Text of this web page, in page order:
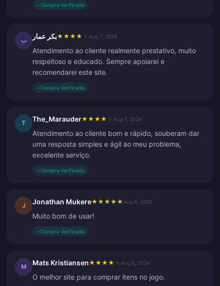
✓Compra Verificada
ب بكر عمار★ ★ ★ ★ Aug 7, 2026
Atendimento ao cliente realmente prestativo, muito
respeitoso e educado. Sempre apoiarei e
recomendarei este site.
✓Compra Verificada
T The_Marauder★ ★ ★ ★ Aug 7, 2026
Atendimento ao cliente bom e rápido, souberam dar
uma resposta simples e ágil ao meu problema,
excelente serviço.
✓Compra Verificada
J Jonathan Mukere★ ★ ★ ★ ★ Aug 6, 2026
Muito bom de usar!
✓Compra Verificada
M Mats Kristiansen★ ★ ★ ★ Aug 6, 2026
O melhor site para comprar itens no jogo.